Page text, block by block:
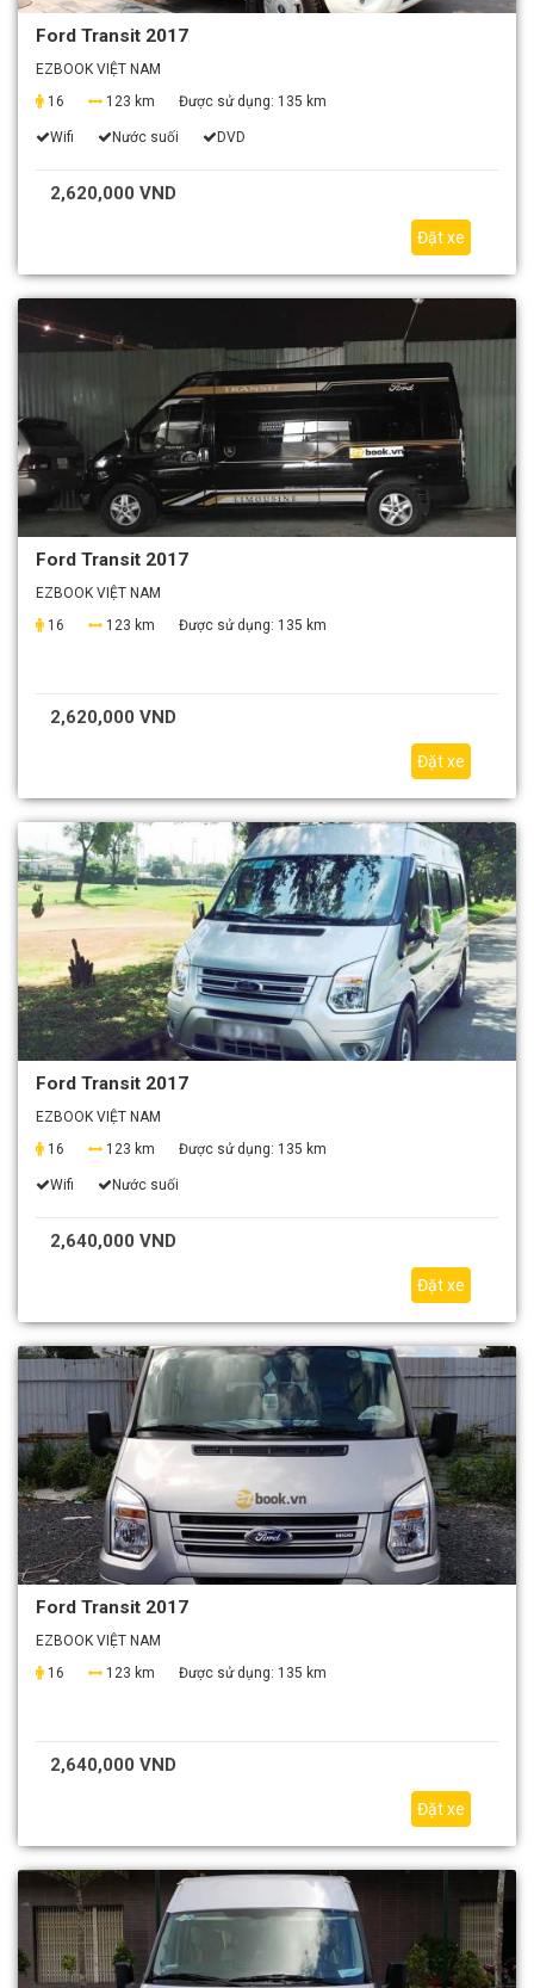
Ford Transit 2017
EZBOOK VIỆT NAM
16
123 km Được sử dụng: 135 km
Wifi Nước suối DVD
2,620,000 VND
Đặt xe
Ford Transit 2017
EZBOOK VIỆT NAM
16
123 km Được sử dụng: 135 km
2,620,000 VND
Đặt xe
Ford Transit 2017
EZBOOK VIỆT NAM
16
123 km Được sử dụng: 135 km
Wifi Nước suối
2,640,000 VND
Đặt xe
Ford Transit 2017
EZBOOK VIỆT NAM
16
123 km Được sử dụng: 135 km
2,640,000 VND
Đặt xe